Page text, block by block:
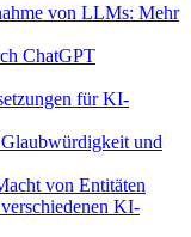
von LLMs: Mehr
ChatGPT
für KI-
und
von Entitäten
KI-